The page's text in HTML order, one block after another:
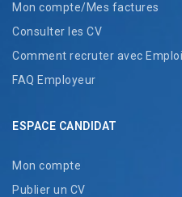
Mon compte/Mes factures
Consulter les CV
Comment recruter avec
FAQ Employeur
ESPACE CANDIDAT
Mon compte
Publier un CV